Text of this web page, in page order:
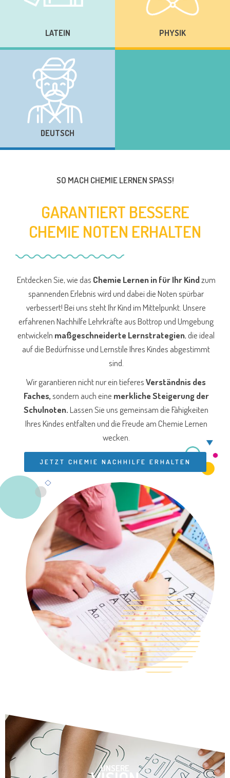
LATEIN PHYSIK
DEUTSCH
SO MACH CHEMIE LERNEN SPASS!
GARANTIERT BESSERE
CHEMIE NOTEN ERHALTEN
Entdecken Sie, wie das Chemie Lernen in für Ihr Kindzum
spannenden Erlebnis wird und dabei die Noten spürbar
verbessert! Bei uns steht Ihr Kind im Mittelpunkt. Unsere
erfahrenen Nachhilfe Lehrkräfte aus Bottrop und Umgebung
entwickeln maßgeschneiderte Lernstrategien, die ideal
auf die Bedürfnisse und Lernstile Ihres Kindes abgestimmt
sind.
Wir garantieren nicht nur ein tieferesVerständnis des
Faches,sondern auch eine merkliche Steigerung der
Schulnoten.Lassen Sie uns gemeinsam die Fähigkeiten
Ihres Kindes entfalten und die Freude am Chemie Lernen
wecken.
JETZT CHEMIE NACHHILFE ERHALTEN
UNSERE